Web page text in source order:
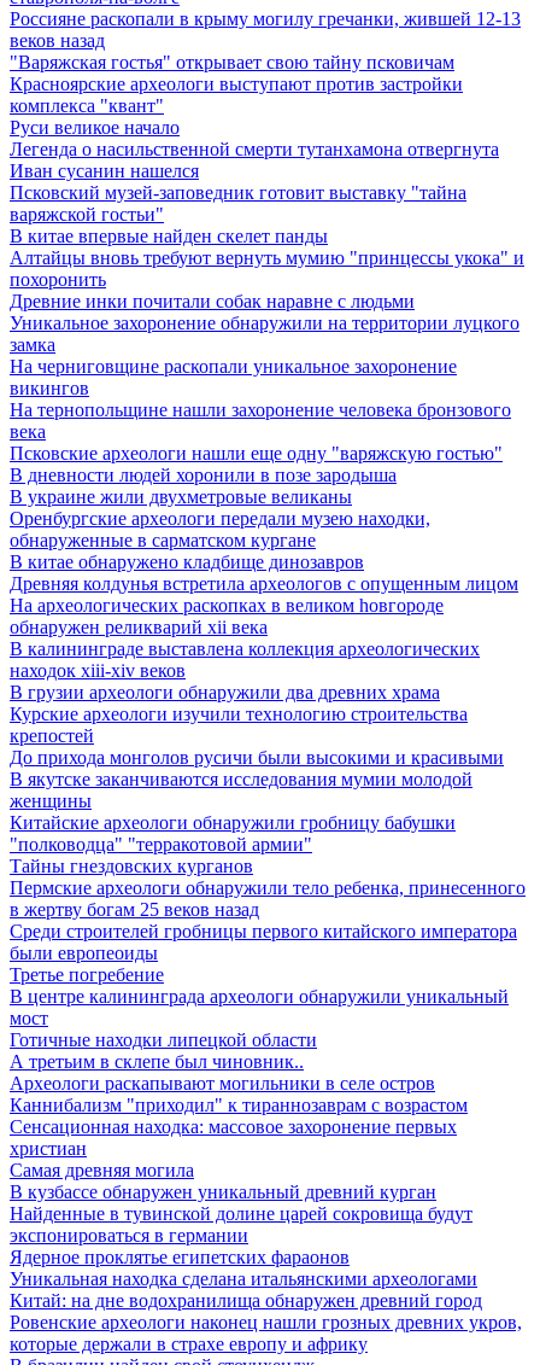
Россияне раскопали в крыму могилу гречанки, жившей 12-13
веков назад
"Варяжская гостья" открывает свою тайну псковичам
Красноярские археологи выступают против застройки
комплекса "квант"
Руси великое начало
Легенда о насильственной смерти тутанхамона отвергнута
Иван сусанин нашелся
Псковский музей-заповедник готовит выставку "тайна
варяжской гостьи"
В китае впервые найден скелет панды
Алтайцы вновь требуют вернуть мумию "принцессы укока" и
похоронить
Древние инки почитали собак наравне с людьми
Уникальное захоронение обнаружили на территории луцкого
замка
На черниговщине раскопали уникальное захоронение
викингов
На тернопольщине нашли захоронение человека бронзового
века
Псковские археологи нашли еще одну "варяжскую гостью"
В дневности людей хоронили в позе зародыша
В украине жили двухметровые великаны
Оренбургские археологи передали музею находки,
обнаруженные в сарматском кургане
В китае обнаружено кладбище динозавров
Древняя колдунья встретила археологов с опущенным лицом
Hа археологических раскопках в великом hовгороде
обнаружен реликварий xii века
В калининграде выставлена коллекция археологических
находок xiii-xiv веков
В грузии археологи обнаружили два древних храма
Курские археологи изучили технологию строительства
крепостей
До прихода монголов русичи были высокими и красивыми
В якутске заканчиваются исследования мумии молодой
женщины
Китайские археологи обнаружили гробницу бабушки
"полководца" "терракотовой армии"
Тайны гнездовских курганов
Пермские археологи обнаружили тело ребенка, принесенного
в жертву богам 25 веков назад
Среди строителей гробницы первого китайского императора
были европеоиды
Третье погребение
В центре калининграда археологи обнаружили уникальный
мост
Готичные находки липецкой области
А третьим в склепе был чиновник..
Археологи раскапывают могильники в селе остров
Каннибализм "приходил" к тираннозаврам с возрастом
Сенсационная находка: массовое захоронение первых
христиан
Самая древняя могила
В кузбассе обнаружен уникальный древний курган
Найденные в тувинской долине царей сокровища будут
экспонироваться в германии
Ядерное проклятье египетских фараонов
Уникальная находка сделана итальянскими археологами
Китай: на дне водохранилища обнаружен древний город
Ровенские археологи наконец нашли грозных древних укров,
которые держали в страхе европу и африку